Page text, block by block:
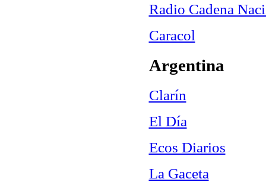
Radio Cadena
Caracol
Argentina
Clarín
El Día
Ecos Diarios
La Gaceta